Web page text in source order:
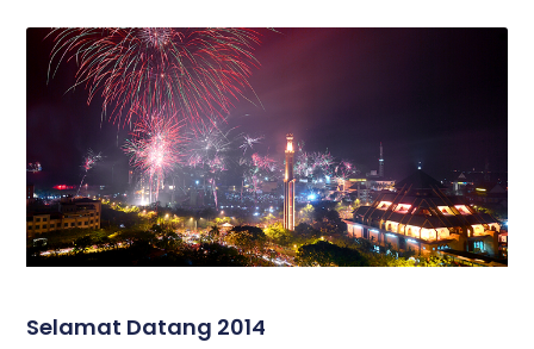
Selamat Datang 2014